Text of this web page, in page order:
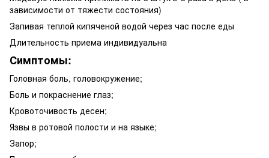
зависимости от тяжести состояния)
Запивая теплой кипяченой водой через час после еды
Длительность приема индивидуальна
Симптомы:
Головная боль, головокружение;
Боль и покраснение глаз;
Кровоточивость десен;
Язвы в ротовой полости и на языке;
Запор;